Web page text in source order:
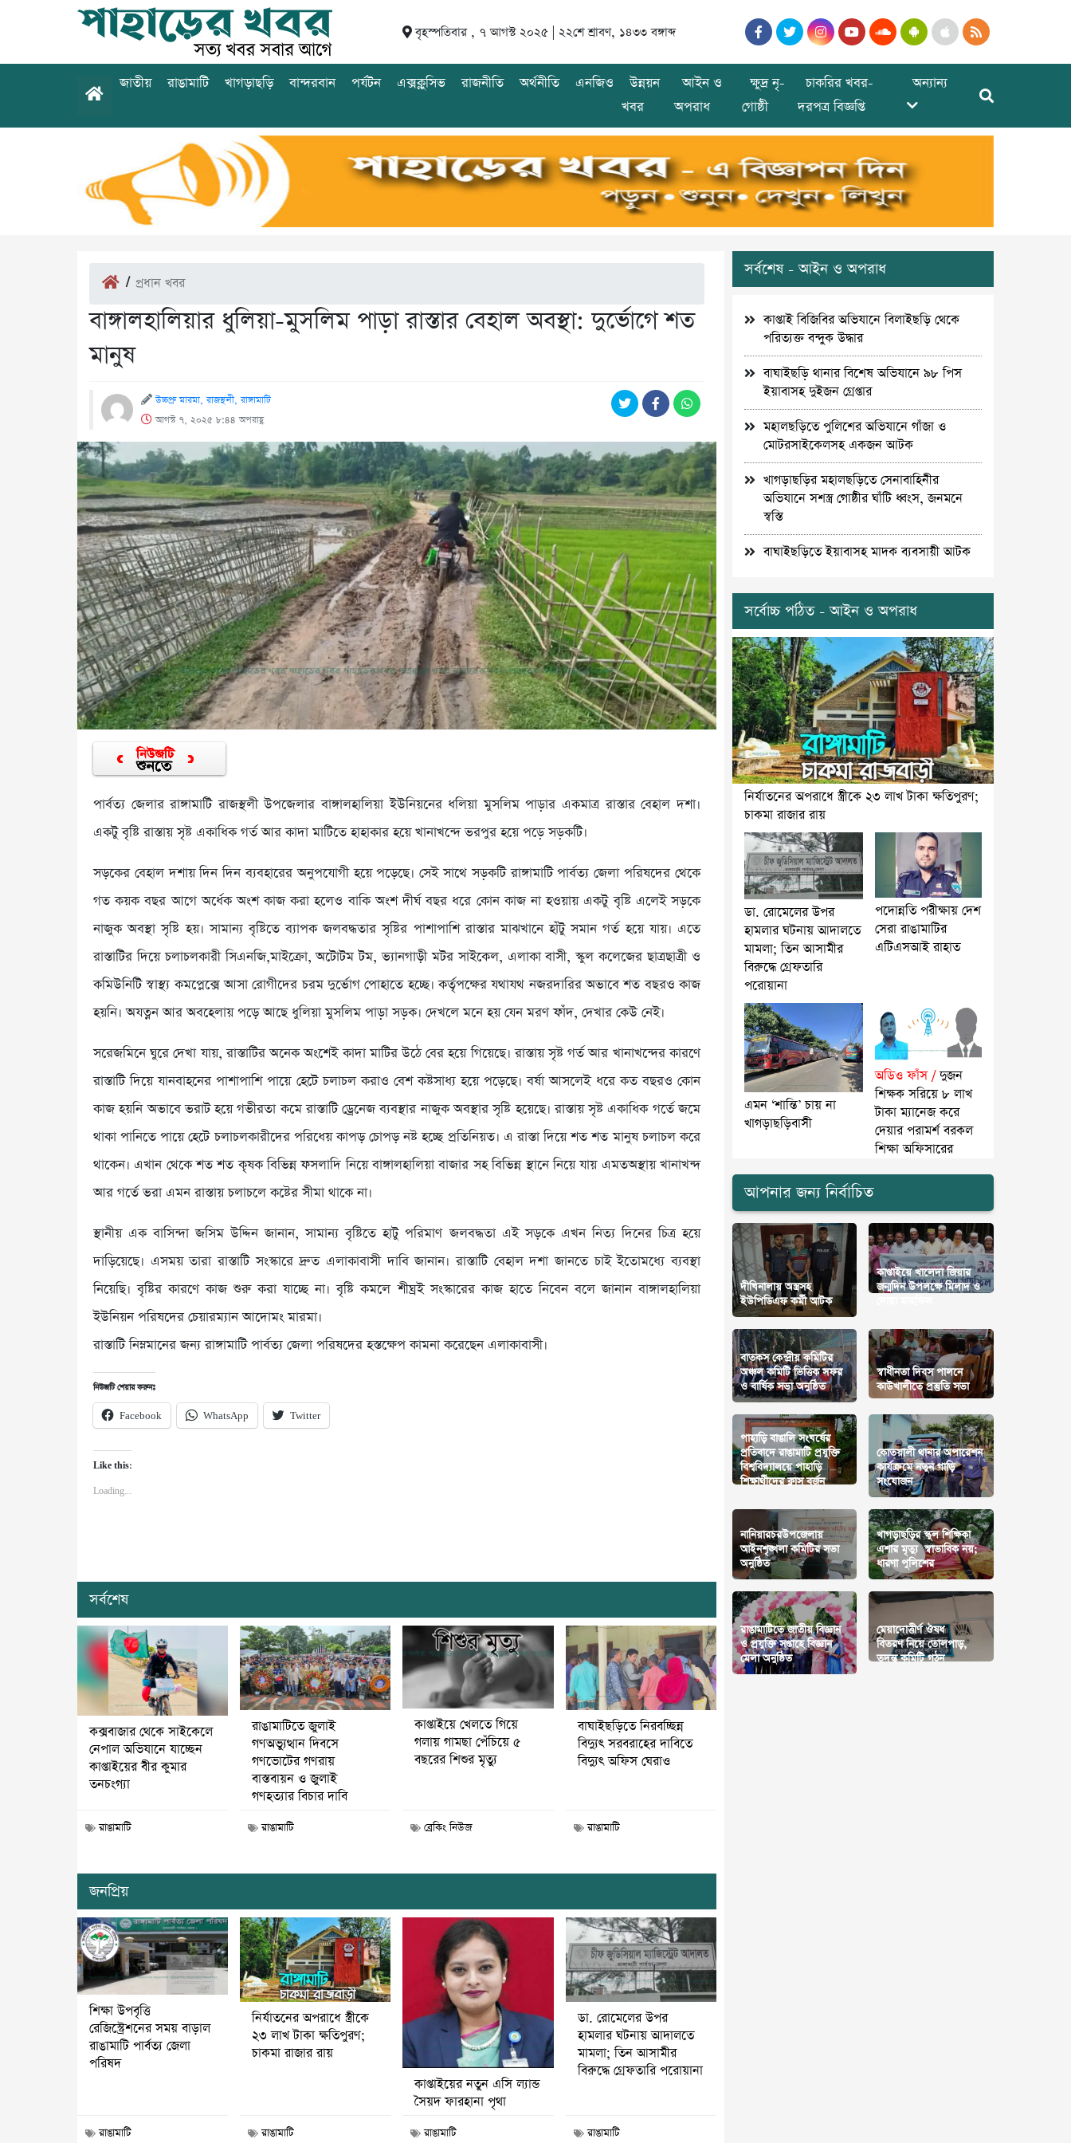
বৃহস্পতিবার , ৭ আগস্ট ২০২৫ | ২২শে শ্রাবণ, ১৪৩৩ বঙ্গাব্দ
জাতীয় রাঙামাটি খাগড়াছড়ি বান্দরবান পর্যটন এক্সক্লুসিভ রাজনীতি অর্থনীতি এনজিও
উন্নয়ন
খবর
আইন ও
অপরাধ
ক্ষুদ্র নৃ-
গোষ্ঠী
চাকরির খবর-
দরপত্র বিজ্ঞপ্তি
অন্যান্য
/ প্রধান খবর
বাঙ্গালহালিয়ার ধুলিয়া-মুসলিম পাড়া রাস্তার বেহাল অবস্থা: দুর্ভোগে শত
মানুষ
উচ্চপ্রু মারমা, রাজস্থলী, রাঙ্গামাটি
আগস্ট ৭, ২০২৫ ৮:৪৪ অপরাহ্ণ
পার্বত্য জেলার রাঙ্গামাটি রাজস্থলী উপজেলার বাঙ্গালহালিয়া ইউনিয়নের ধলিয়া মুসলিম পাড়ার একমাত্র রাস্তার বেহাল দশা।
একটু বৃষ্টি রাস্তায় সৃষ্ট একাধিক গর্ত আর কাদা মাটিতে হাহাকার হয়ে খানাখন্দে ভরপুর হয়ে পড়ে সড়কটি।
সড়কের বেহাল দশায় দিন দিন ব্যবহারের অনুপযোগী হয়ে পড়েছে। সেই সাথে সড়কটি রাঙ্গামাটি পার্বত্য জেলা পরিষদের থেকে
গত কয়ক বছর আগে অর্ধেক অংশ কাজ করা হলেও বাকি অংশ দীর্ঘ বছর ধরে কোন কাজ না হওয়ায় একটু বৃষ্টি এলেই সড়কে
নাজুক অবস্থা সৃষ্টি হয়। সামান্য বৃষ্টিতে ব্যাপক জলবদ্ধতার সৃষ্টির পাশাপাশি রাস্তার মাঝখানে হাঁটু সমান গর্ত হয়ে যায়। এতে
রাস্তাটির দিয়ে চলাচলকারী সিএনজি,মাইক্রো, অটোটম টম, ভ্যানগাড়ী মটর সাইকেল, এলাকা বাসী, স্কুল কলেজের ছাত্রছাত্রী ও
কমিউনিটি স্বাস্থ্য কমপ্লেক্সে আসা রোগীদের চরম দুর্ভোগ পোহাতে হচ্ছে। কর্তৃপক্ষের যথাযথ নজরদারির অভাবে শত বছরও কাজ
হয়নি। অযত্নন আর অবহেলায় পড়ে আছে ধুলিয়া মুসলিম পাড়া সড়ক। দেখলে মনে হয় যেন মরণ ফাঁদ, দেখার কেউ নেই।
সরেজমিনে ঘুরে দেখা যায়, রাস্তাটির অনেক অংশেই কাদা মাটির উঠে বের হয়ে গিয়েছে। রাস্তায় সৃষ্ট গর্ত আর খানাখন্দের কারণে
রাস্তাটি দিয়ে যানবাহনের পাশাপাশি পায়ে হেটে চলাচল করাও বেশ কষ্টসাধ্য হয়ে পড়েছে। বর্ষা আসলেই ধরে কত বছরও কোন
কাজ হয়নি অভাবে ভরাট হয়ে গভীরতা কমে রাস্তাটি ড্রেনেজ ব্যবস্থার নাজুক অবস্থার সৃষ্টি হয়েছে। রাস্তায় সৃষ্ট একাধিক গর্তে জমে
থাকা পানিতে পায়ে হেটে চলাচলকারীদের পরিধেয় কাপড় চোপড় নষ্ট হচ্ছে প্রতিনিয়ত। এ রাস্তা দিয়ে শত শত মানুষ চলাচল করে
থাকেন। এখান থেকে শত শত কৃষক বিভিন্ন ফসলাদি নিয়ে বাঙ্গালহালিয়া বাজার সহ বিভিন্ন স্থানে নিয়ে যায় এমতঅস্থায় খানাখন্দ
আর গর্তে ভরা এমন রাস্তায় চলাচলে কষ্টের সীমা থাকে না।
স্থানীয় এক বাসিন্দা জসিম উদ্দিন জানান, সামান্য বৃষ্টিতে হাটু পরিমাণ জলবদ্ধতা এই সড়কে এখন নিত্য দিনের চিত্র হয়ে
দাড়িয়েছে। এসময় তারা রাস্তাটি সংস্কারে দ্রুত এলাকাবাসী দাবি জানান। রাস্তাটি বেহাল দশা জানতে চাই ইতোমধ্যে ব্যবস্থা
নিয়েছি। বৃষ্টির কারণে কাজ শুরু করা যাচ্ছে না। বৃষ্টি কমলে শীঘ্রই সংস্কারের কাজ হাতে নিবেন বলে জানান বাঙ্গালহালিয়া
ইউনিয়ন পরিষদের চেয়ারম্যান আদোমং মারমা।
রাস্তাটি নিম্নমানের জন্য রাঙ্গামাটি পার্বত্য জেলা পরিষদের হস্তক্ষেপ কামনা করেছেন এলাকাবাসী।
নিউজটি শেয়ার করুনঃ
Facebook WhatsApp Twitter
Like this:
Loading...
সর্বশেষ
কক্সবাজার থেকে সাইকেলে
নেপাল অভিযানে যাচ্ছেন
কাপ্তাইয়ের বীর কুমার
তনচংগ্যা
রাঙামাটি
রাঙামাটিতে জুলাই
গণঅভ্যুত্থান দিবসে
গণভোটের গণরায়
বাস্তবায়ন ও জুলাই
গণহত্যার বিচার দাবি
রাঙামাটি
কাপ্তাইয়ে খেলতে গিয়ে
গলায় গামছা পেঁচিয়ে ৫
বছরের শিশুর মৃত্যু
ব্রেকিং নিউজ
বাঘাইছড়িতে নিরবচ্ছিন্ন
বিদ্যুৎ সরবরাহের দাবিতে
বিদ্যুৎ অফিস ঘেরাও
রাঙামাটি
জনপ্রিয়
শিক্ষা উপবৃত্তি
রেজিস্ট্রেশনের সময় বাড়াল
রাঙামাটি পার্বত্য জেলা
পরিষদ
রাঙামাটি
নির্যাতনের অপরাধে স্ত্রীকে
২৩ লাখ টাকা ক্ষতিপুরণ;
চাকমা রাজার রায়
রাঙামাটি
কাপ্তাইয়ের নতুন এসি ল্যান্ড
সৈয়দ ফারহানা পৃথা
রাঙামাটি
ডা. রোমেলের উপর
হামলার ঘটনায় আদালতে
মামলা; তিন আসামীর
বিরুদ্ধে গ্রেফতারি পরোয়ানা
রাঙামাটি
সর্বশেষ - আইন ও অপরাধ
কাপ্তাই বিজিবির অভিযানে বিলাইছড়ি থেকে
পরিত্যক্ত বন্দুক উদ্ধার
বাঘাইছড়ি থানার বিশেষ অভিযানে ৯৮ পিস
ইয়াবাসহ দুইজন গ্রেপ্তার
মহালছড়িতে পুলিশের অভিযানে গাঁজা ও
মোটরসাইকেলসহ একজন আটক
খাগড়াছড়ির মহালছড়িতে সেনাবাহিনীর
অভিযানে সশস্ত্র গোষ্ঠীর ঘাঁটি ধ্বংস, জনমনে
স্বস্তি
বাঘাইছড়িতে ইয়াবাসহ মাদক ব্যবসায়ী আটক
সর্বোচ্চ পঠিত - আইন ও অপরাধ
নির্যাতনের অপরাধে স্ত্রীকে ২৩ লাখ টাকা ক্ষতিপুরণ;
চাকমা রাজার রায়
ডা. রোমেলের উপর
হামলার ঘটনায় আদালতে
মামলা; তিন আসামীর
বিরুদ্ধে গ্রেফতারি
পরোয়ানা
পদোন্নতি পরীক্ষায় দেশ
সেরা রাঙামাটির
এটিএসআই রাহাত
এমন ‘শান্তি’ চায় না
খাগড়াছড়িবাসী
অডিও ফাঁস /দুজন
শিক্ষক সরিয়ে ৮ লাখ
টাকা ম্যানেজ করে
দেয়ার পরামর্শ বরকল
শিক্ষা অফিসারের
আপনার জন্য নির্বাচিত
দীঘিনালায় অস্ত্রসহ
ইউপিডিএফ কর্মী আটক
কাপ্তাইয়ে খালেদা জিয়ার
জন্মদিন উপলক্ষে মিলাদ ও
বাতকস কেন্দ্রীয় কমিটির
অঞ্চল কমিটি ভিত্তিক সফর
ও বার্ষিক সভা অনুষ্ঠিত
স্বাধীনতা দিবস পালনে
কাউখালীতে প্রস্তুতি সভা
পাহাড়ি বাঙালি সংঘর্ষের
প্রতিবাদে রাঙামাটি প্রযুক্তি
বিশ্ববিদ্যালয়ে পাহাড়ি
শিক্ষার্থীদের ক্লাস বর্জন
কোতয়ালী থানার অপারেশন
কার্যক্রমে নতুন গাড়ি
সংযোজন
নানিয়ারচরউপজেলায়
আইনশৃঙ্খলা কমিটির সভা
অনুষ্ঠিত
খাগড়াছড়ির স্কুল শিক্ষিকা
এশার মৃত্যু স্বাভাবিক নয়;
ধারণা পুলিশের
রাঙামাটিতে জাতীয় বিজ্ঞান
ও প্রযুক্তি সপ্তাহে বিজ্ঞান
মেলা অনুষ্ঠিত
মেয়াদোত্তীর্ণ ঔষধ
বিতরণ নিয়ে তোলপাড়,
তদন্ত কমিটি গঠন